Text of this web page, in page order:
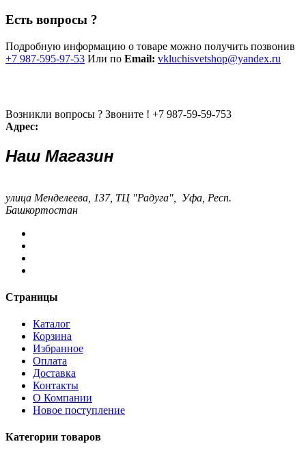
Есть вопросы ?
Подробную информацию о товаре можно получить позвонив
+7 987-595-97-53 Или по Email: vkluchisvetshop@yandex.ru
Возникли вопросы ? Звоните ! +7 987-59-59-753
Адрес:
Наш Магазин
улица Менделеева, 137, ТЦ "Радуга", Уфа, Респ.
Башкортостан
Страницы
Каталог
Корзина
Избранное
Оплата
Доставка
Контакты
О Компании
Новое поступление
Категории товаров